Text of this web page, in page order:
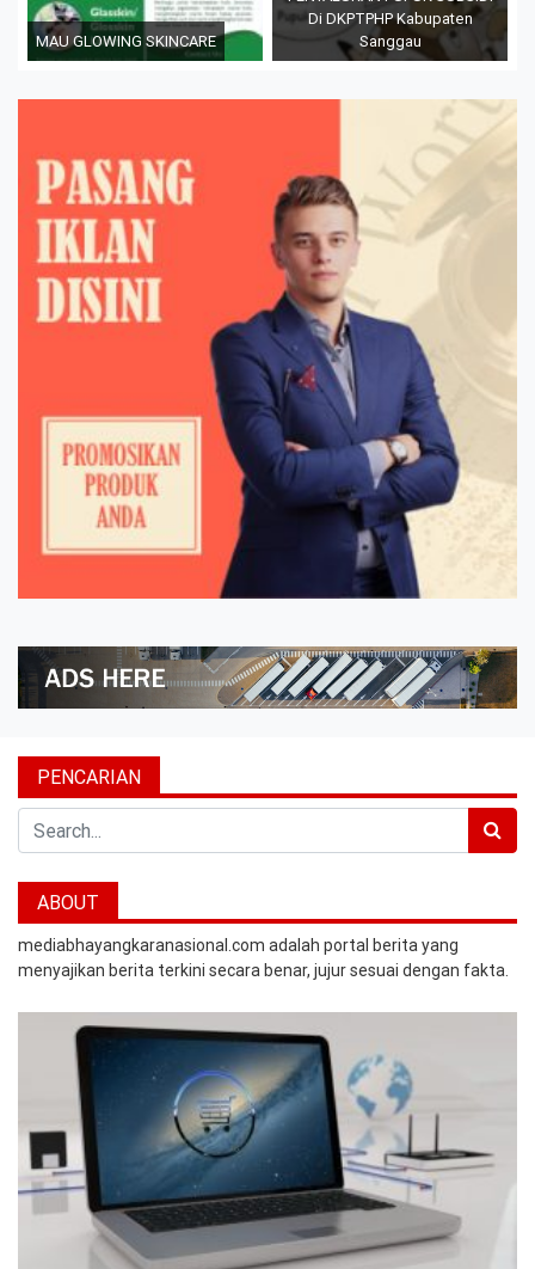
MAU GLOWING SKINCARE
Di DKPTPHP Kabupaten
Sanggau
PENCARIAN
ABOUT
mediabhayangkaranasional.com adalah portal berita yang
menyajikan berita terkini secara benar, jujur sesuai dengan fakta.